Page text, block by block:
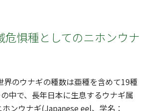
危惧種としてのニホンウナ
のウナギの種数は亜種を含めて19種
中で、長年日本に生息するウナギ属
ンウナギ(Japanese eel、学名：